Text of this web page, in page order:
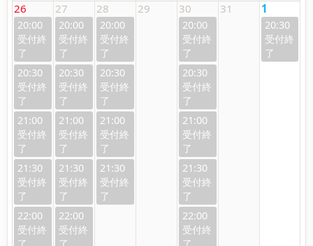
26
20:00
20:30
21:00
21:30
22:00
27
20:00
20:30
21:00
21:30
22:00
28
20:00
20:30
21:00
21:30
29 30
20:00
20:30
21:00
21:30
22:00
31 1
20:30